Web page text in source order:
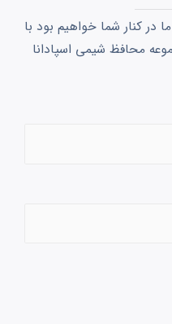
کنار شما خواهیم بود با
محافظ شیمی اسپادانا